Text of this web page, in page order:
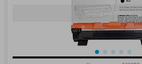
Быстрый просмотр